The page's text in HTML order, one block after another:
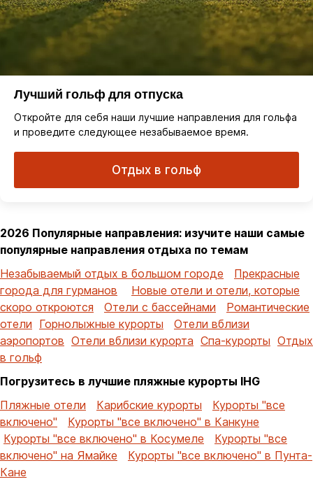
Лучший гольф для отпуска
Откройте для себя наши лучшие направления для гольфа
и проведите следующее незабываемое время.
Отдых в гольф
2026 Популярные направления: изучите наши самые
популярные направления отдыха по темам
Незабываемый отдых в большом городе
Прекрасные
города для гурманов
Новые отели и отели, которые
скоро откроются
Отели с бассейнами
Романтические
отели Горнолыжные курорты
Отели вблизи
аэропортов Отели вблизи курорта Спа-курорты Отдых
в гольф
Погрузитесь в лучшие пляжные курорты IHG
Пляжные отели
Карибские курорты
Курорты "все
включено"
Курорты "все включено" в Канкуне
Курорты "все включено" в Косумеле
Курорты "все
включено" на Ямайке
Курорты "все включено" в Пунта-
Кане